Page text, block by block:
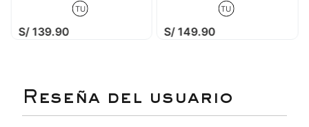
TU
S/ 139.90
TU
S/ 149.90